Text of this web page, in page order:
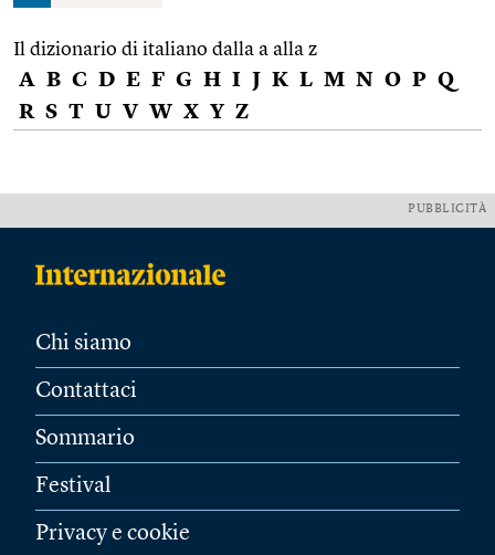
Il dizionario di italiano dalla a alla z
A B C D E F G H I J K L M N O P Q
R S T U V W X Y Z
PUBBLICITÀ
Chi siamo
Contattaci
Sommario
Festival
Privacy e cookie